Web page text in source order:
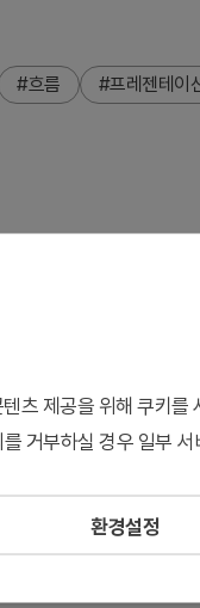
#흐름 #프레젠테이
재미있고 기발한 색조
자인되었습니다. 당신
시키며, 고객, 투자자 또
. 특히 투자자나 고객
츠 제공을 위해 쿠키를
거부하실 경우 일부
환경설정